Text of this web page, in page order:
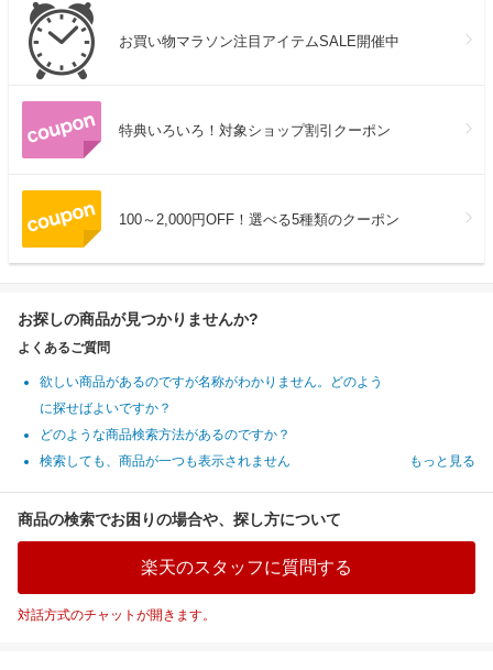
お買い物マラソン注目アイテムSALE開催中
特典いろいろ！対象ショップ割引クーポン
100～2,000円OFF！選べる5種類のクーポン
お探しの商品が見つかりませんか?
よくあるご質問
欲しい商品があるのですが名称がわかりません。どのよう
に探せばよいですか？
どのような商品検索方法があるのですか？
検索しても、商品が一つも表示されません
もっと見る
商品の検索でお困りの場合や、探し方について
楽天のスタッフに質問する
対話方式のチャットが開きます。